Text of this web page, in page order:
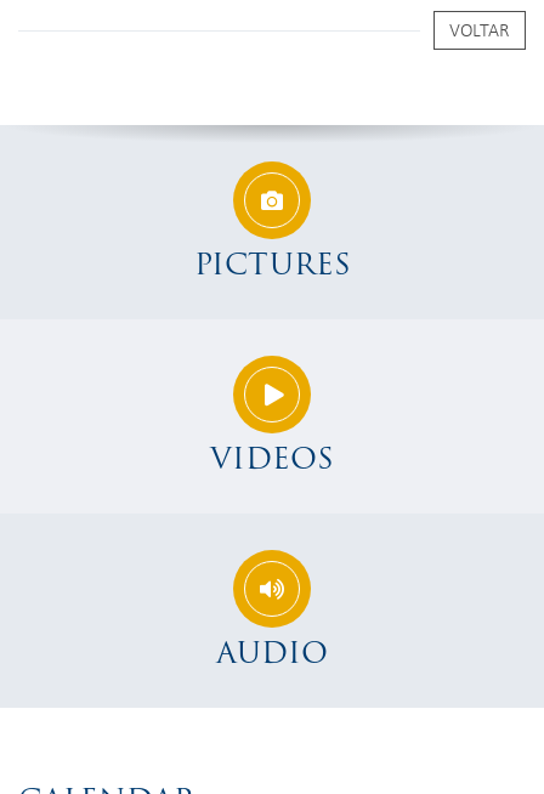
VOLTAR
PICTURES
VIDEOS
AUDIO